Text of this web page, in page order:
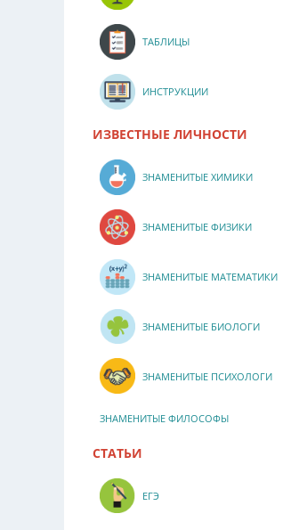
ТАБЛИЦЫ
ИНСТРУКЦИИ
ИЗВЕСТНЫЕ ЛИЧНОСТИ
ЗНАМЕНИТЫЕ ХИМИКИ
ЗНАМЕНИТЫЕ ФИЗИКИ
ЗНАМЕНИТЫЕ МАТЕМАТИКИ
ЗНАМЕНИТЫЕ БИОЛОГИ
ЗНАМЕНИТЫЕ ПСИХОЛОГИ
ЗНАМЕНИТЫЕ ФИЛОСОФЫ
СТАТЬИ
ЕГЭ